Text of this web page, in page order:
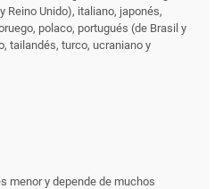
Reino Unido), italiano, japonés,
polaco, portugués (de Brasil y
tailandés, turco, ucraniano y
menor y depende de muchos